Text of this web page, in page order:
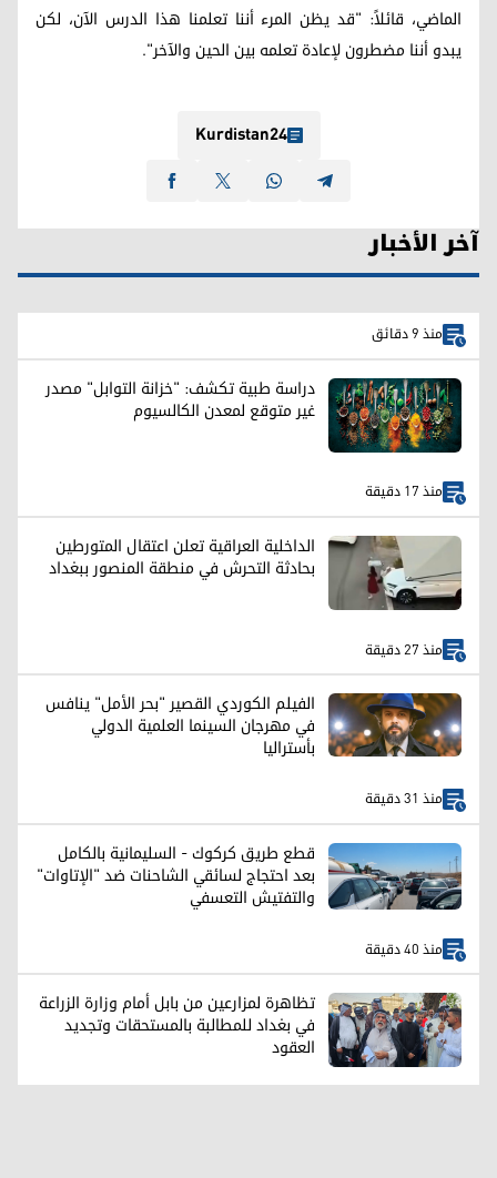
الماضي، قائلاً: "قد يظن المرء أننا تعلمنا هذا الدرس الآن، لكن
يبدو أننا مضطرون لإعادة تعلمه بين الحين والآخر".
Kurdistan24
آخر الأخبار
منذ 9 دقائق
دراسة طبية تكشف: "خزانة التوابل" مصدر
غير متوقع لمعدن الكالسيوم
منذ 17 دقيقة
الداخلية العراقية تعلن اعتقال المتورطين
بحادثة التحرش في منطقة المنصور ببغداد
منذ 27 دقيقة
الفيلم الكوردي القصير "بحر الأمل" ينافس
في مهرجان السينما العلمية الدولي
بأستراليا
منذ 31 دقيقة
قطع طريق كركوك - السليمانية بالكامل
بعد احتجاج لسائقي الشاحنات ضد "الإتاوات"
والتفتيش التعسفي
منذ 40 دقيقة
تظاهرة لمزارعين من بابل أمام وزارة الزراعة
في بغداد للمطالبة بالمستحقات وتجديد
العقود